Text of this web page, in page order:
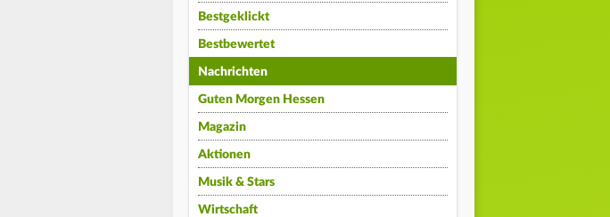
Bestgeklickt
Bestbewertet
Nachrichten
Guten Morgen Hessen
Magazin
Aktionen
Musik & Stars
Wirtschaft